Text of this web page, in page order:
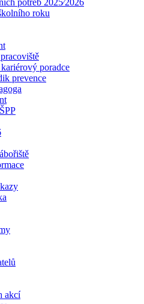
potřeb 2025⁄2026
roku
poradce
prevence
akcí